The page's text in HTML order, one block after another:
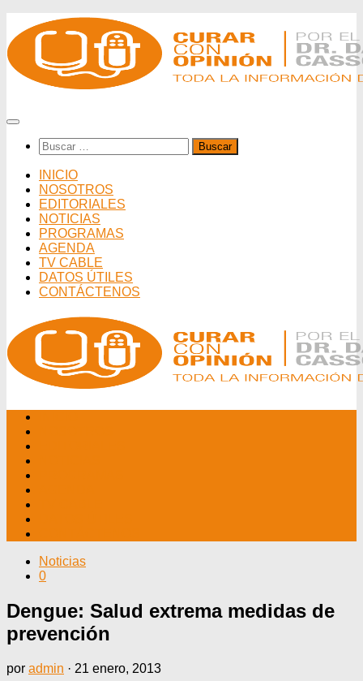
al
contenido
Buscar:
INICIO
NOSOTROS
EDITORIALES
NOTICIAS
PROGRAMAS
AGENDA
TV CABLE
DATOS ÚTILES
CONTÁCTENOS
Noticias
0
Dengue: Salud extrema medidas de
prevención
por admin · 21 enero, 2013